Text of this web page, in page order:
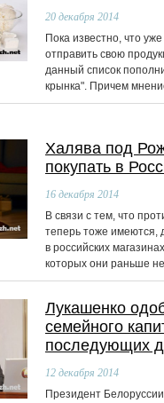
20 декабря 2014
Пока известно, что
отправить свою
данный список
крынка". Причем
Халява под
покупать в
16 декабря 2014
В связи с тем, что
теперь тоже имеются,
в российских
которых они раньше
Лукашенко
семейного
последующих
12 декабря 2014
Президент